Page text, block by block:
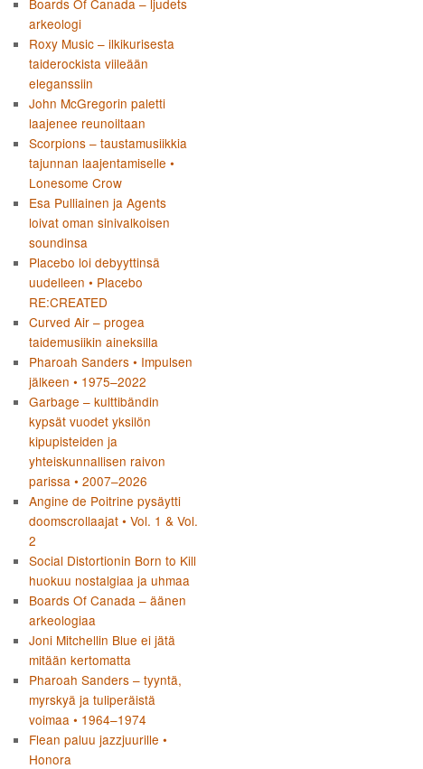
Boards Of Canada – ljudets
arkeologi
Roxy Music – ilkikurisesta
taiderockista viileään
eleganssiin
John McGregorin paletti
laajenee reunoiltaan
Scorpions – taustamusiikkia
tajunnan laajentamiselle •
Lonesome Crow
Esa Pulliainen ja Agents
loivat oman sinivalkoisen
soundinsa
Placebo loi debyyttinsä
uudelleen • Placebo
RE:CREATED
Curved Air – progea
taidemusiikin aineksilla
Pharoah Sanders • Impulsen
jälkeen • 1975–2022
Garbage – kulttibändin
kypsät vuodet yksilön
kipupisteiden ja
yhteiskunnallisen raivon
parissa • 2007–2026
Angine de Poitrine pysäytti
doomscrollaajat • Vol. 1 & Vol.
2
Social Distortionin Born to Kill
huokuu nostalgiaa ja uhmaa
Boards Of Canada – äänen
arkeologiaa
Joni Mitchellin Blue ei jätä
mitään kertomatta
Pharoah Sanders – tyyntä,
myrskyä ja tuliperäistä
voimaa • 1964–1974
Flean paluu jazzjuurille •
Honora